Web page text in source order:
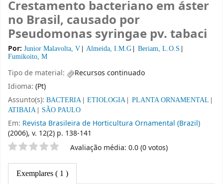
Crestamento bacteriano em áster
no Brasil, causado por
Pseudomonas syringae pv. tabaci
Por: Junior Malavolta, V Almeida, I.M.G
Beriam, L.O.S
Fumikoito, M
Tipo de material:
Recursos continuado
Idioma: (Pt)
Assunto(s): BACTERIA ETIOLOGIA
PLANTA ORNAMENTAL
ATIBAIA
SÃO PAULO
Em: Revista Brasileira de Horticultura Ornamental (Brazil)
(2006), v. 12(2) p. 138-141
Classificação por estrelasAvaliação média: 0.0 (0 votos)
Exemplares ( 1 )